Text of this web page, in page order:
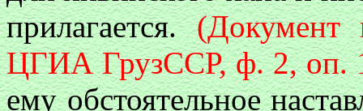
прилагается.(Документ
ЦГИА ГрузССР, ф. 2, оп.
ему обстоятельное